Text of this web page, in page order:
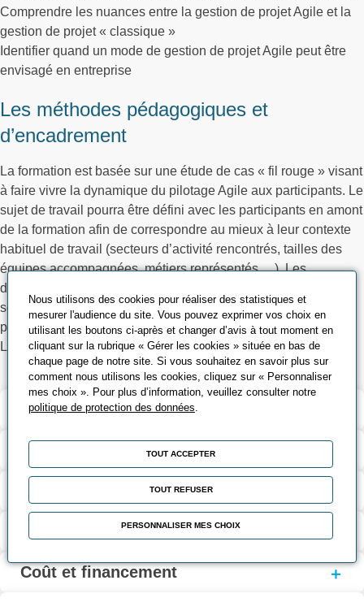
Comprendre les nuances entre la gestion de projet Agile et la
gestion de projet « classique »
Identifier quand un mode de gestion de projet Agile peut être
envisagé en entreprise
Les méthodes pédagogiques et
d’encadrement
La formation est basée sur une étude de cas « fil rouge » visant
à faire vivre la dynamique du pilotage Agile aux participants. Le
sujet de travail pourra être défini avec les participants en amont
de la formation afin de correspondre au mieux à leur contexte
habituel de travail (secteurs d’activité rencontrés, tailles des
équipes accompagnées, métiers représentés …). Les
documents de travail/synthèse projetés pendant la formation
seront fournis sur support informatique et diffusés aux
participants après la formation.
La formation ne pourra excéder 10 participants par session.
Validation et certification
Contenu de la formation
Modalités d’évaluation
Coût et financement
Nous utilisons des cookies pour réaliser des statistiques et
mesurer l'audience du site. Vous pouvez exprimer vos choix en
utilisant les boutons ci-après et changer d’avis à tout moment en
cliquant sur la rubrique « Gérer les cookies » située en bas de
chaque page de notre site. Si vous souhaitez en savoir plus sur
comment nous utilisons les cookies, cliquez sur « Personnaliser
mes choix ». Pour plus d’information, veuillez consulter notre
politique de protection des données
TOUT ACCEPTER
TOUT REFUSER
PERSONNALISER MES CHOIX